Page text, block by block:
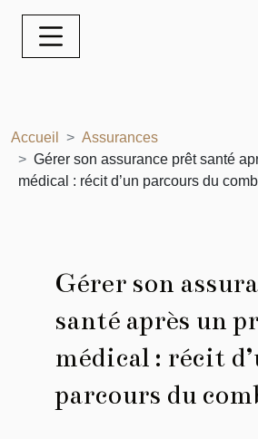
Accueil
Assurances
Gérer son assurance prêt santé
médical : récit d’un parcours du
Gérer son
santé après un
médical : récit
parcours du